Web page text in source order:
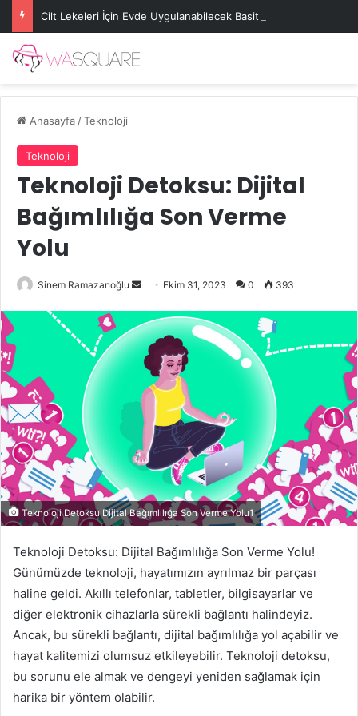
Cilt Lekeleri İçin Evde Uygulanabilecek Basit Maskeler
Anasayfa/Teknoloji
Teknoloji
Teknoloji Detoksu: Dijital
Bağımlılığa Son Verme
Yolu
Sinem Ramazanoğlu
Bir
posta
göndermek
Ekim 31, 2023 0 393
Teknoloji Detoksu Dijital Bağımlılığa Son Verme Yolu1
Teknoloji Detoksu: Dijital Bağımlılığa Son Verme Yolu!
Günümüzde teknoloji, hayatımızın ayrılmaz bir parçası
haline geldi. Akıllı telefonlar, tabletler, bilgisayarlar ve
diğer elektronik cihazlarla sürekli bağlantı halindeyiz.
Ancak, bu sürekli bağlantı, dijital bağımlılığa yol açabilir ve
hayat kalitemizi olumsuz etkileyebilir. Teknoloji detoksu,
bu sorunu ele almak ve dengeyi yeniden sağlamak için
harika bir yöntem olabilir.